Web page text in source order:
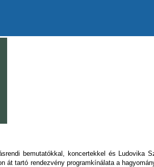
bemutatókkal, koncertekkel és Ludovika
át tartó rendezvény programkínálata a